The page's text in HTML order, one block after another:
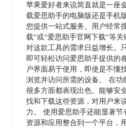
苹果爱好者来说简直就是一座
载爱思助手的电脑版还是手机
您提供一站式服务。用户经常
载”或“爱思助手官网下载”等
对这款工具的需求日益增长。
即可轻松访问爱思助手提供的
户界面易于使用，即使是不懂
浏览并访问所需的设备。 在
很多方面都表现出色。能够安
找和下载这些资源，对用户来
力。 使用爱思助手还能显著
资源和应用整合到一个平台，